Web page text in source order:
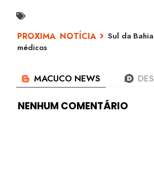
Sul da
médicos
NENHUM COMENTÁRIO